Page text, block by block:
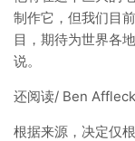
制作它，但我们目
目，期待为世界各
说。
还阅读/ Ben
根据来源，决定仅